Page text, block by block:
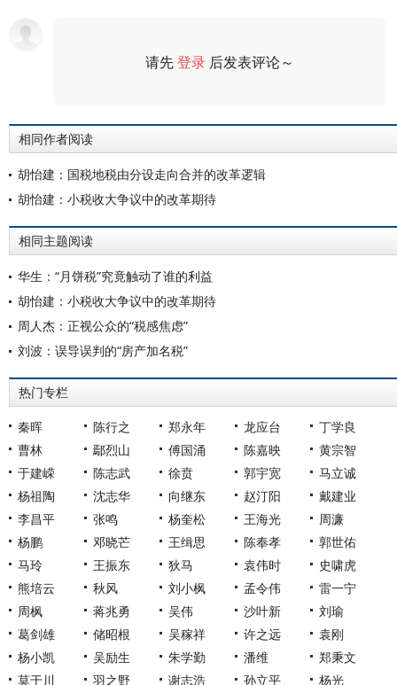
请先登录 后发表评论～
相同作者阅读
胡怡建：国税地税由分设走向合并的改革逻辑
胡怡建：小税收大争议中的改革期待
相同主题阅读
华生：“月饼税”究竟触动了谁的利益
胡怡建：小税收大争议中的改革期待
周人杰：正视公众的“税感焦虑”
刘波：误导误判的“房产加名税”
热门专栏
秦晖 陈行之 郑永年 龙应台
丁学良
曹林
鄢烈山 傅国涌 陈嘉映
黄宗智
于建嵘
陈志武 徐贲 郭宇宽
马立诚
杨祖陶
沈志华 向继东 赵汀阳
戴建业
李昌平
张鸣 杨奎松 王海光
周濂
杨鹏
邓晓芒 王缉思 陈奉孝
郭世佑
马玲
王振东 狄马 袁伟时
史啸虎
熊培云
秋风 刘小枫 孟令伟
雷一宁
周枫
蒋兆勇 吴伟 沙叶新
刘瑜
葛剑雄
储昭根 吴稼祥 许之远
袁刚
杨小凯
吴励生 朱学勤 潘维
郑秉文
莫于川
羽之野 谢志浩 孙立平 杨光